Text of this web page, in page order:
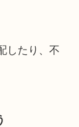
したり、不